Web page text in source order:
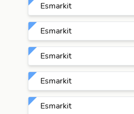
Esmarkit
Esmarkit
Esmarkit
Esmarkit
Esmarkit